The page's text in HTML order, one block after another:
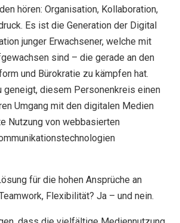
hören: Organisation, Kollaboration,
Es ist die Generation der Digital
junger Erwachsener, welche mit
sind – die gerade an den
und Bürokratie zu kämpfen hat.
geneigt, diesem Personenkreis einen
Umgang mit den digitalen Medien
Nutzung von webbasierten
für die hohen Ansprüche an
Flexibilität? Ja – und nein.